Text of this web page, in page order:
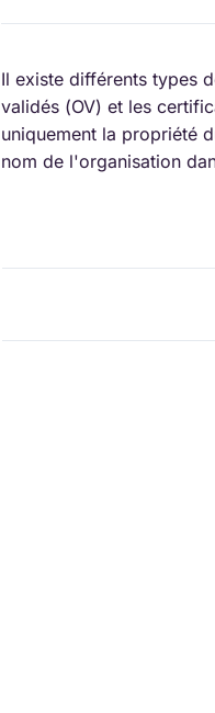
Il existe différents types
validés (OV) et les
uniquement la propriété
nom de l'organisation